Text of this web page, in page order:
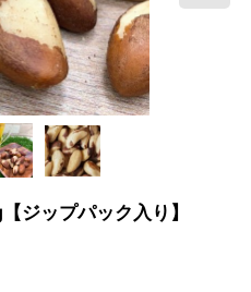
ジップパック入り】